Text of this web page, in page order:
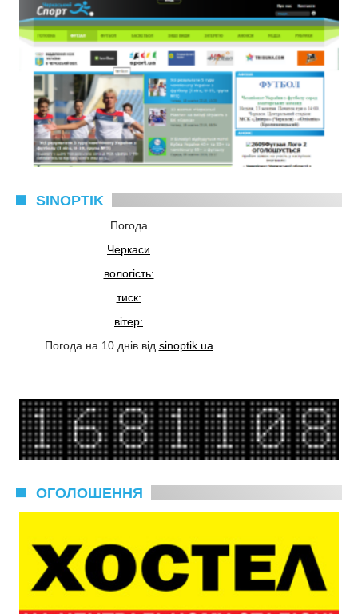
SINOPTIK
Погода
Черкаси
вологість:
тиск:
вітер:
Погода на 10 днів від sinoptik.ua
ОГОЛОШЕННЯ